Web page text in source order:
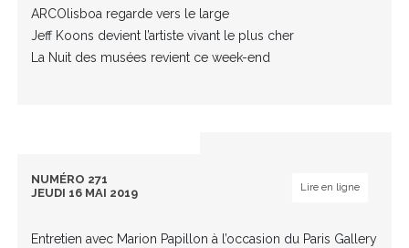
ARCOlisboa regarde vers le large
Jeff Koons devient l’artiste vivant le plus cher
La Nuit des musées revient ce week-end
NUMÉRO 271
JEUDI 16 MAI 2019
Lire en ligne
Entretien avec Marion Papillon à l’occasion du Paris Gallery